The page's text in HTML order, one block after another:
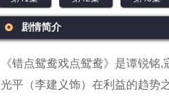
剧情简介
《错点鸳鸯戏点鸳鸯》是谭锐
光平（李建义饰）在利益的趋势